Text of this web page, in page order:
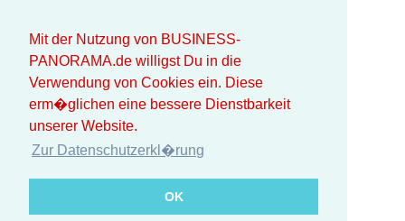
Mit der Nutzung von BUSINESS-
PANORAMA.de willigst Du in die
Verwendung von Cookies ein. Diese
erm�glichen eine bessere Dienstbarkeit
unserer Website.
Zur Datenschutzerkl�rung
OK